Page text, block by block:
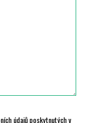
údajů poskytnutých v